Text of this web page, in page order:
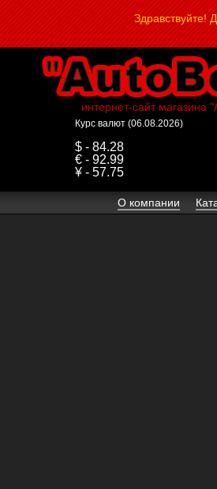
Здравствуйте!
интернет-сайт магазина
Курс валют (06.08.2026)
$ - 84.28
€ - 92.99
¥ - 57.75
О компании